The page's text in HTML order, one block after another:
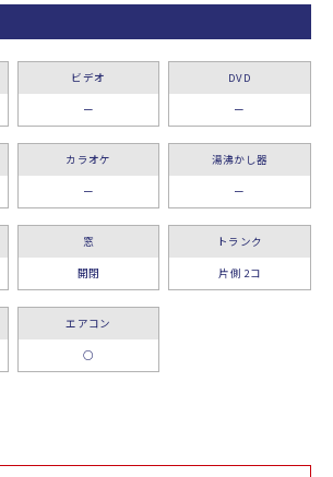
ビデオ
ー
DVD
ー
カラオケ
ー
湯沸かし器
ー
窓
開閉
トランク
片側 2コ
エアコン
○